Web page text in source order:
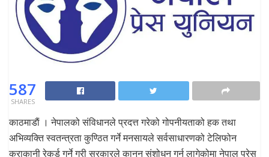
587
SHARES
काठमाडाैं । नेपालको संविधानले प्रदत्त गरेको गोपनीयताको हक तथा
अभिव्यक्ति स्वतन्त्रता कुण्ठित गर्ने मनसायले सर्वसाधारणको टेलिफोन
कुराकानी रेकर्ड गर्ने गरी सरकारले कानुन संशोधन गर्न लागेकोमा नेपाल प्रेस